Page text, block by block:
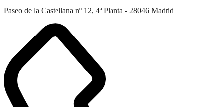
Paseo de la Castellana nº 12, 4ª Planta - 28046 Madrid